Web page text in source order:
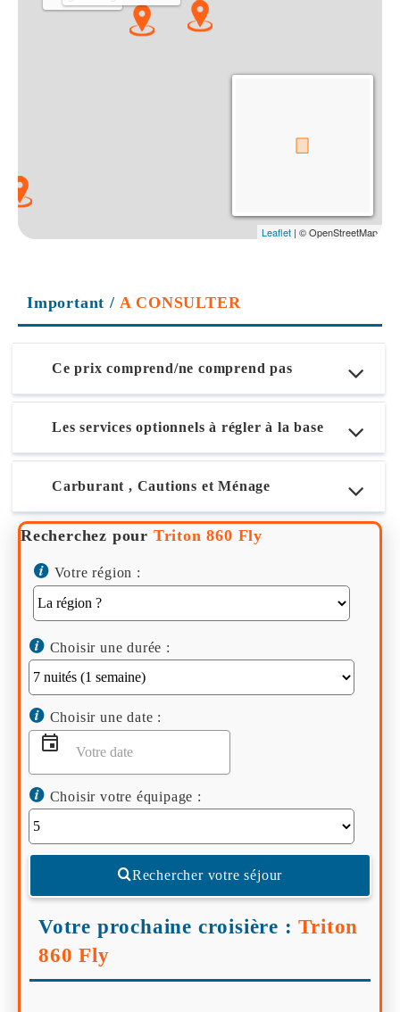
Important / A CONSULTER
Ce prix comprend/ne comprend pas
Les services optionnels à régler à la base
Carburant , Cautions et Ménage
Recherchez pour Triton 860 Fly
Votre région :
Choisir une durée :
Choisir une date :
Choisir votre équipage :
Rechercher votre séjour
Votre prochaine croisière :Triton
860 Fly